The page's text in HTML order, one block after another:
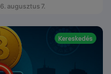
augusztus 7.
Kereskedés